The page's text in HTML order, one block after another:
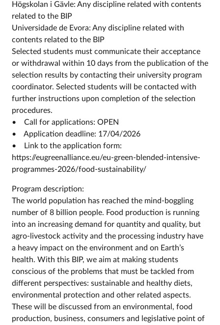
Högskolan i Gävle: Any discipline related with contents
related to the BIP
Universidade de Evora: Any discipline related with
contents related to the BIP
Selected students must communicate their acceptance
or withdrawal within 10 days from the publication of the
selection results by contacting their university program
coordinator. Selected students will be contacted with
further instructions upon completion of the selection
procedures.
• Call for applications: OPEN
• Application deadline: 17/04/2026
• Link to the application form:
https://eugreenalliance.eu/eu-green-blended-intensive-
programmes-2026/food-sustainability/
Program description:
The world population has reached the mind-boggling
number of 8 billion people. Food production is running
into an increasing demand for quantity and quality, but
agro-livestock activity and the processing industry have
a heavy impact on the environment and on Earth’s
health. With this BIP, we aim at making students
conscious of the problems that must be tackled from
different perspectives: sustainable and healthy diets,
environmental protection and other related aspects.
These will be discussed from an environmental, food
production, business, consumers and legislative point of